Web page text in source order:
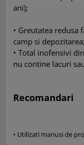
ani);
• Greutatea redusa
camp si depozitarea;
• Total inofensivi
nu contine lacuri
Recomandari
• Utilizati manusi de